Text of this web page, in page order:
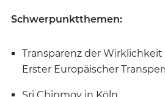
Schwerpunktthemen:
Transparenz der Wirklichkeit
Erster Europäischer